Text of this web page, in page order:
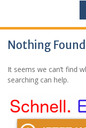
Nothing Found
It seems we can’t find
searching can help.
Search
for: